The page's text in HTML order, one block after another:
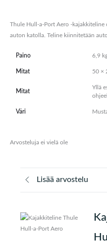
Thule Hull-a-Port Aero -
auton katolla. Teline kiinnitetään
Paino 6,9
Mitat 50 ×
Mitat
Yllä
Väri
Arvosteluja ei vielä ole
Lisää arvostelu